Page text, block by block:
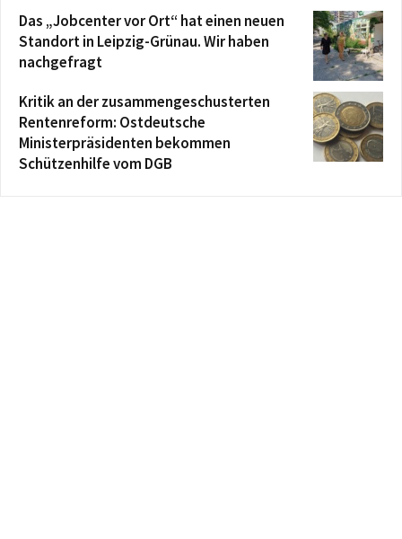
Das „Jobcenter vor Ort“ hat einen neuen
Standort in Leipzig-Grünau. Wir haben
nachgefragt
Kritik an der zusammengeschusterten
Rentenreform: Ostdeutsche
Ministerpräsidenten bekommen
Schützenhilfe vom DGB